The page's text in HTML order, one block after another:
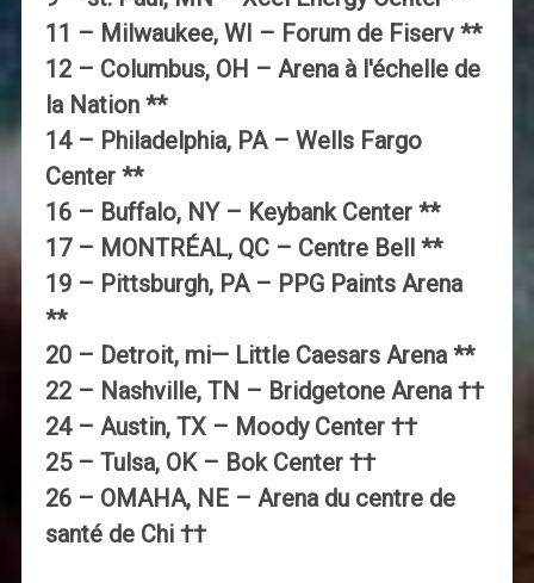
11 – Milwaukee, WI – Forum de Fiserv **
12 – Columbus, OH – Arena à l'échelle de
la Nation **
14 – Philadelphia, PA – Wells Fargo
Center **
16 – Buffalo, NY – Keybank Center **
17 – MONTRÉAL, QC – Centre Bell **
19 – Pittsburgh, PA – PPG Paints Arena
**
20 – Detroit, mi— Little Caesars Arena **
22 – Nashville, TN – Bridgetone Arena ††
24 – Austin, TX – Moody Center ††
25 – Tulsa, OK – Bok Center ††
26 – OMAHA, NE – Arena du centre de
santé de Chi ††